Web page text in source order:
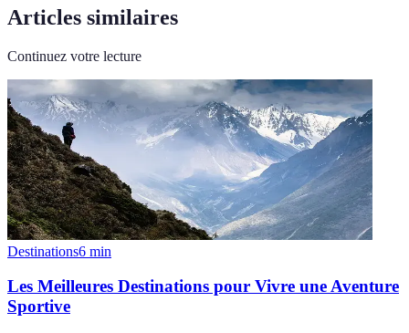
Articles similaires
Continuez votre lecture
Destinations6 min
Les Meilleures Destinations pour Vivre une Aventure
Sportive